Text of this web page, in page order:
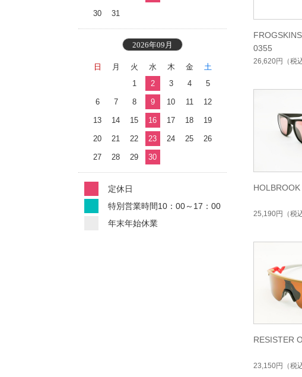
0355
26,620円 （税
25,190円 （税
RESISTER
23,150円 （税
30 31
2026年09月
日 月 火 水 木 金
土
1
2 3 4 5
6 7 8 9 10 11 12
13 14 15 16 17 18 19
20 21 22 23 24 25 26
27 28 29 30
定休日
特別営業時間10：00～17：00
年末年始休業